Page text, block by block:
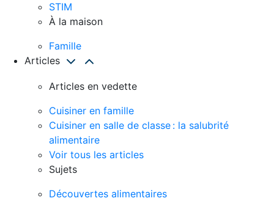
STIM
À la maison
Famille
Articles
Articles en vedette
Cuisiner en famille
Cuisiner en salle de classe : la salubrité
alimentaire
Voir tous les articles
Sujets
Découvertes alimentaires